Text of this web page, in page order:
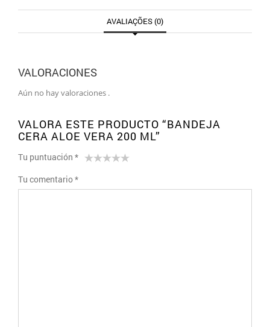
AVALIAÇÕES (0)
VALORACIONES
Aún no hay valoraciones .
VALORA ESTE PRODUCTO “BANDEJA
CERA ALOE VERA 200 ML”
Tu puntuación *
of
5
stars
stars
Tu comentario*